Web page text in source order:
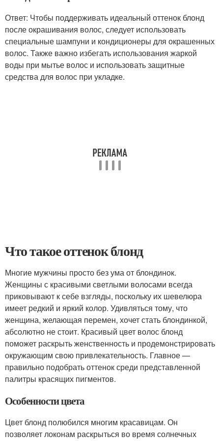
Ответ: Чтобы поддерживать идеальный оттенок блонд
после окрашивания волос, следует использовать
специальные шампуни и кондиционеры для окрашенных
волос. Также важно избегать использования жаркой
воды при мытье волос и использовать защитные
средства для волос при укладке.
Что такое оттенок блонд
Многие мужчины просто без ума от блондинок.
Женщины с красивыми светлыми волосами всегда
приковывают к себе взгляды, поскольку их шевелюра
имеет редкий и яркий колор. Удивляться тому, что
женщина, желающая перемен, хочет стать блондинкой,
абсолютно не стоит. Красивый цвет волос блонд
поможет раскрыть женственность и продемонстрировать
окружающим свою привлекательность. Главное —
правильно подобрать оттенок среди представленной
палитры красящих пигментов.
Особенности цвета
Цвет блонд полюбился многим красавицам. Он
позволяет локонам раскрыться во время солнечных